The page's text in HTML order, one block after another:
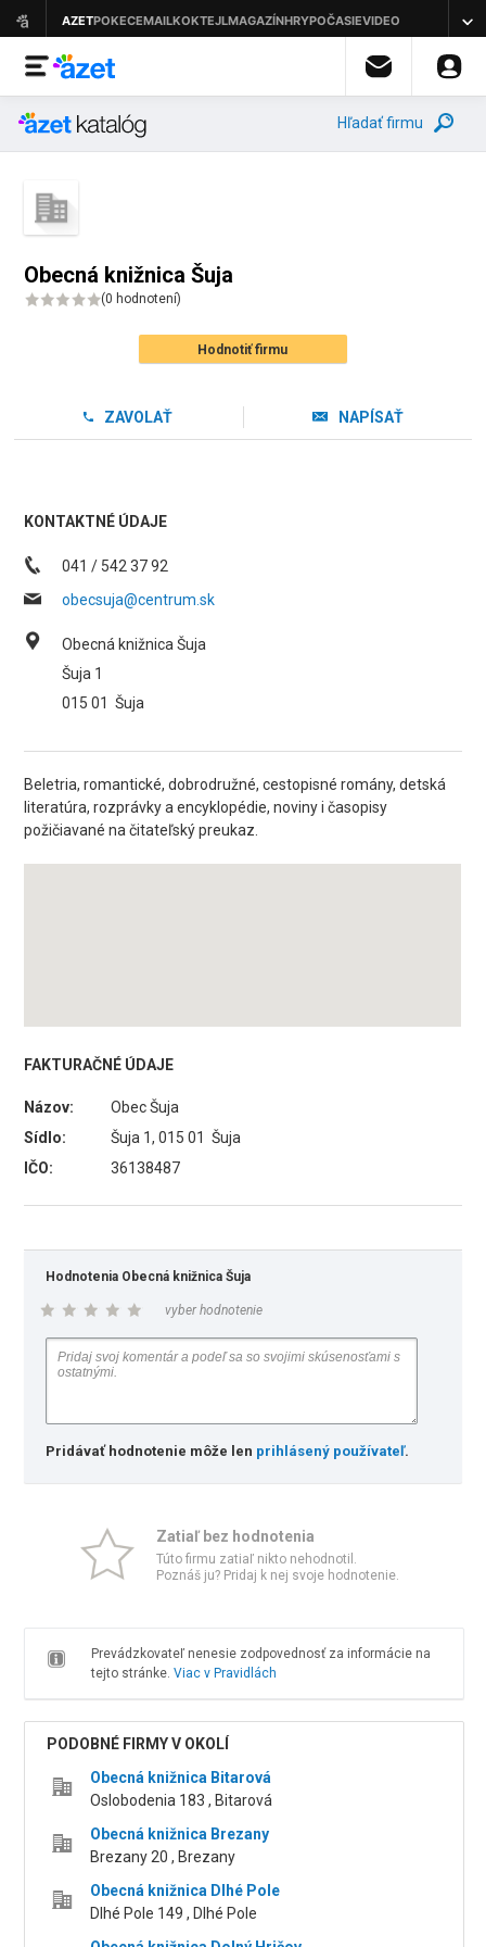
Hľadať firmu
Obecná knižnica Šuja
(0 hodnotení)
Hodnotiť firmu
ZAVOLAŤ NAPÍSAŤ
KONTAKTNÉ ÚDAJE
041 / 542 37 92
obecsuja@centrum.sk
Obecná knižnica Šuja
Šuja 1
015 01 Šuja
Beletria, romantické, dobrodružné, cestopisné romány, detská
literatúra, rozprávky a encyklopédie, noviny i časopisy
požičiavané na čitateľský preukaz.
FAKTURAČNÉ ÚDAJE
Názov:
Obec Šuja
Sídlo:
Šuja 1, 015 01 Šuja
IČO:
36138487
Hodnotenia Obecná knižnica Šuja
vyber hodnotenie
Pridávať hodnotenie môže len prihlásený používateľ.
Zatiaľ bez hodnotenia
Túto firmu zatiaľ nikto nehodnotil.
Poznáš ju? Pridaj k nej svoje hodnotenie.
Prevádzkovateľ nenesie zodpovednosť za informácie na
tejto stránke. Viac v Pravidlách
PODOBNÉ FIRMY V OKOLÍ
Obecná knižnica Bitarová
Oslobodenia 183 , Bitarová
Obecná knižnica Brezany
Brezany 20 , Brezany
Obecná knižnica Dlhé Pole
Dlhé Pole 149 , Dlhé Pole